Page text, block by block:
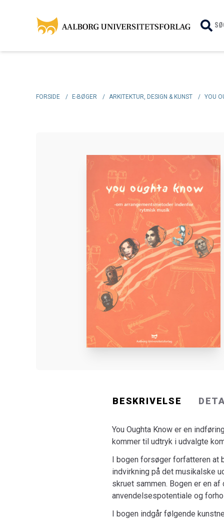
FORSIDE / E-BØGER / ARKITEKTUR, DESIGN & KUNST / YOU
BESKRIVELSE
You Oughta Know er en
kommer til udtryk i udvalgte
I bogen forsøger forfatteren at
indvirkning på det musikalske
skruet sammen. Bogen er en
anvendelsespotentiale og
I bogen indgår følgende